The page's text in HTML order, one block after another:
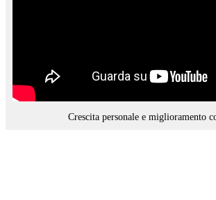
Crescita personale e miglioramento